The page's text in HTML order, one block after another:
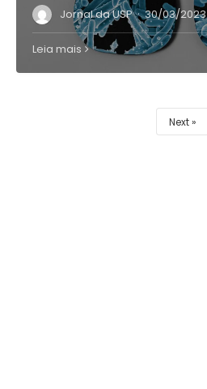
Jornal da USP · 30/03/2023
Leia mais
Next